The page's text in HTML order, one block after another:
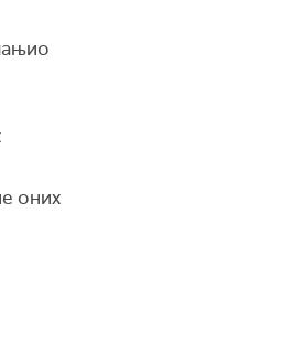
оних